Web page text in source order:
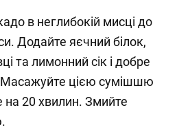
в неглибокій мисці до
Додайте яєчний білок,
та лимонний сік і добре
цією сумішшю
на 20 хвилин. Змийте